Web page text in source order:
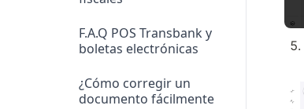
F.A.Q POS Transbank y
boletas electrónicas
¿Cómo corregir un
documento fácilmente